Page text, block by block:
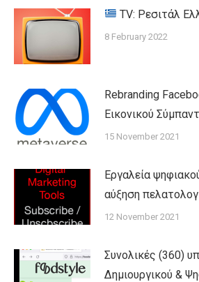
TV: Ρεσιτάλ
8 February 2022
Rebranding
Eικονικού
15 November 2021
Εργαλεία
αύξηση
12 November 2021
Συνολικές (360)
Δημιουργικού &